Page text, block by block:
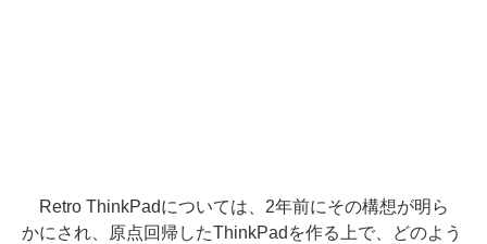
Retro ThinkPadについては、2年前にその構想が明ら
かにされ、原点回帰したThinkPadを作る上で、どのよう